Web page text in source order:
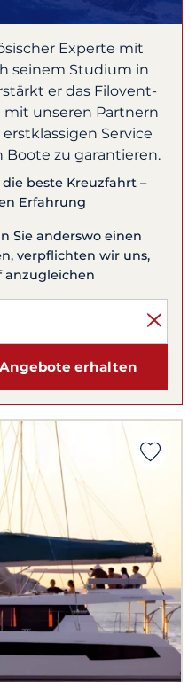
Experte mit
seinem Studium in
er das Filovent-
unseren Partnern
Service
Boote zu garantieren.
beste Kreuzfahrt –
Erfahrung
Sie anderswo einen
verpflichten wir uns,
anzugleichen
erhalten